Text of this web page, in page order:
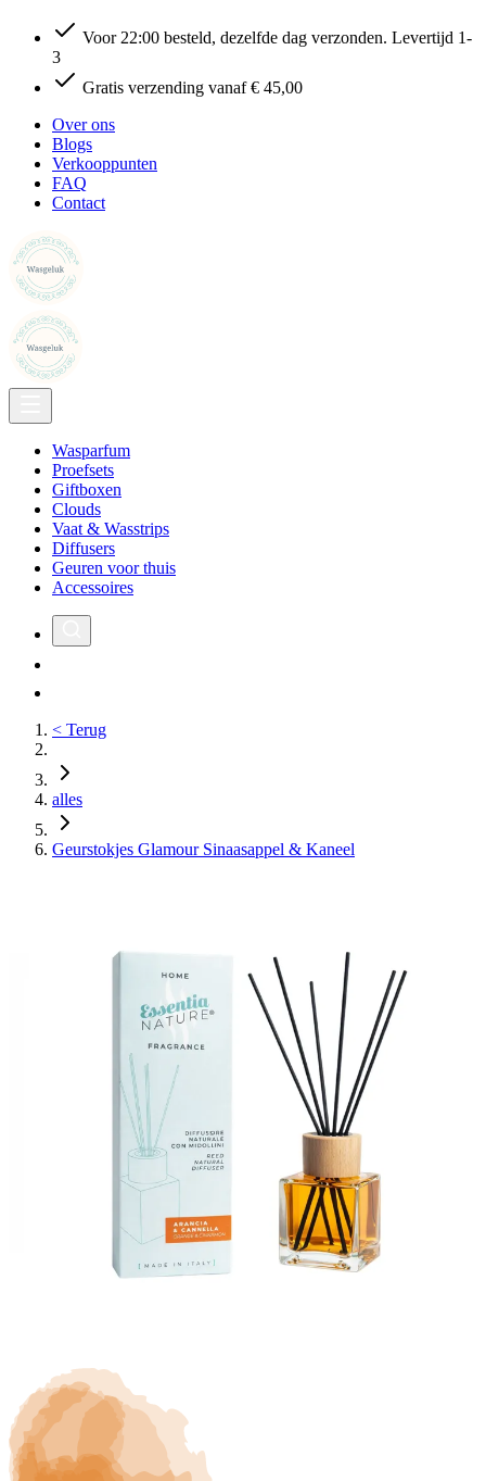
Voor 22:00 besteld, dezelfde dag verzonden. Levertijd 1-
3
Gratis verzending vanaf € 45,00
Over ons
Blogs
Verkooppunten
FAQ
Contact
Wasparfum
Proefsets
Giftboxen
Clouds
Vaat & Wasstrips
Diffusers
Geuren voor thuis
Accessoires
< Terug
alles
Geurstokjes Glamour Sinaasappel & Kaneel